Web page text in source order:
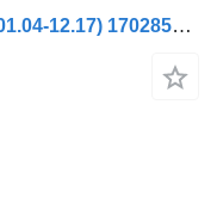
Pingemuundur Scania P-Series (01.04-12.17) 17028551 tüübi jaoks sadulveoki Scania P-Series (01.04-12.17)